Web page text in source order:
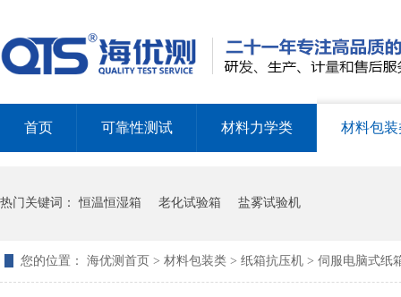
首页 可靠性测试 材料力学类 材料包装
热门关键词：恒温恒湿箱 老化试验箱 盐雾试验机
您的位置： 海优测首页 > 材料包装类 > 纸箱抗压机 > 伺服电脑式纸
盐雾试验箱的试验标准